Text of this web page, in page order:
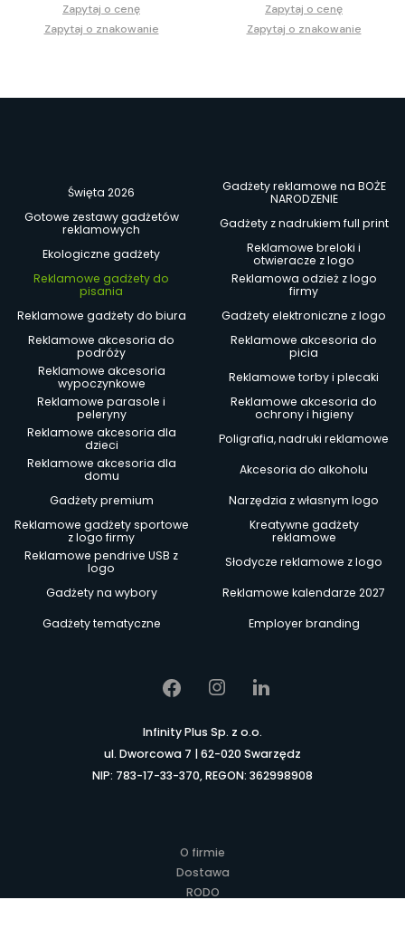
Zapytaj o cenę
Zapytaj o znakowanie
Zapytaj o cenę
Zapytaj o znakowanie
Święta 2026
Gadżety reklamowe na BOŻE
NARODZENIE
Gotowe zestawy gadżetów
reklamowych
Gadżety z nadrukiem full print
Ekologiczne gadżety
Reklamowe breloki i
otwieracze z logo
Reklamowe gadżety do
pisania
Reklamowa odzież z logo
firmy
Reklamowe gadżety do biura
Gadżety elektroniczne z logo
Reklamowe akcesoria do
podróży
Reklamowe akcesoria do
picia
Reklamowe akcesoria
wypoczynkowe
Reklamowe torby i plecaki
Reklamowe parasole i
peleryny
Reklamowe akcesoria do
ochrony i higieny
Reklamowe akcesoria dla
dzieci
Poligrafia, nadruki reklamowe
Reklamowe akcesoria dla
domu
Akcesoria do alkoholu
Gadżety premium
Narzędzia z własnym logo
Reklamowe gadżety sportowe
z logo firmy
Kreatywne gadżety
reklamowe
Reklamowe pendrive USB z
logo
Słodycze reklamowe z logo
Gadżety na wybory
Reklamowe kalendarze 2027
Gadżety tematyczne
Employer branding
Infinity Plus Sp. z o.o.
ul. Dworcowa 7 | 62-020 Swarzędz
NIP: 783-17-33-370, REGON: 362998908
O firmie
Dostawa
RODO